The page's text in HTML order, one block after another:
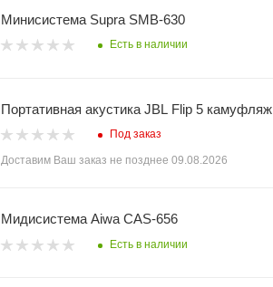
Минисистема Supra SMB-630
Есть в наличии
Портативная акустика JBL Flip 5 камуфляж
Под заказ
Доставим Ваш заказ не позднее 09.08.2026
Мидисистема Aiwa CAS-656
Есть в наличии